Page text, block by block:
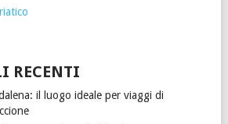
RECENTI
il luogo ideale per viaggi di